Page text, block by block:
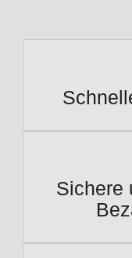
Sichere